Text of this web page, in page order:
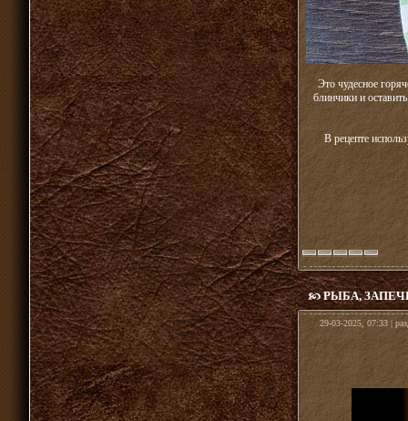
Это чудесное
блинчики и
В рецепте
РЫБА,
29-03-2025, 07:33 |